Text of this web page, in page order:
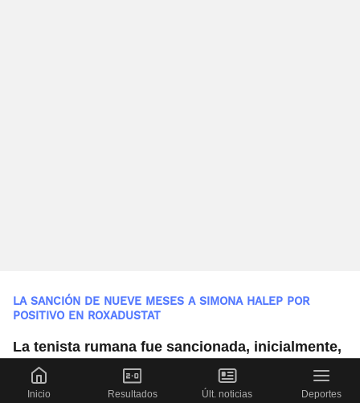
LA SANCIÓN DE NUEVE MESES A SIMONA HALEP POR
POSITIVO EN ROXADUSTAT
La tenista rumana fue sancionada, inicialmente,
con cuatro años por el consumo de roxadustat
un estimulante prohibido. Sin embargo, después de
Inicio Resultados Últ. noticias Deportes